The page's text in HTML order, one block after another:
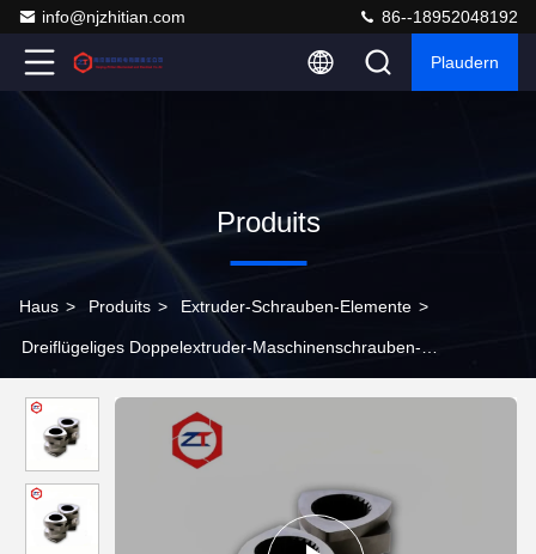
info@njzhitian.com 86--18952048192
Plaudern
Produits
Haus > Produits > Extruder-Schrauben-Elemente >
Dreiflügeliges Doppelextruder-Maschinenschrauben-
Schergleichmäßigkeit